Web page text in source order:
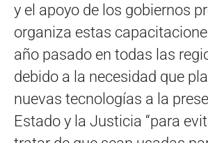
y el apoyo de los gobiernos
organiza estas
año pasado en todas las
debido a la necesidad que
nuevas tecnologías a la
Estado y la Justicia “para